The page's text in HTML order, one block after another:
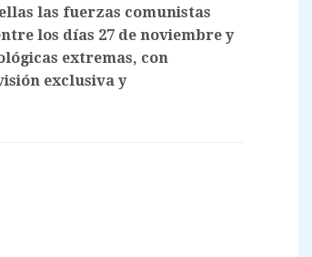
las fuerzas comunistas
los días 27 de noviembre y
extremas, con
exclusiva y